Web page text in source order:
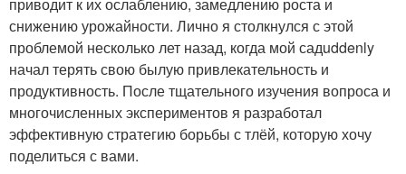
снижению урожайности. Лично я столкнулся с этой
проблемой несколько лет назад, когда мой садuddenly
начал терять свою былую привлекательность и
продуктивность. После тщательного изучения вопроса и
многочисленных экспериментов я разработал
эффективную стратегию борьбы с тлёй, которую хочу
поделиться с вами.